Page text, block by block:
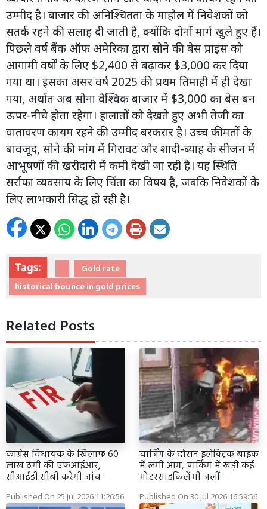
उम्मीद है। बाजार की अनिश्चितता के माहौल में निवेशकों को
सतर्क रहने की सलाह दी जाती है, क्योंकि दोनों मार्ग खुले हुए हैं।
पिछले वर्ष बैंक ऑफ अमेरिका द्वारा सोने की बेस प्राइस को
आगामी वर्षों के लिए $2,400 से बढ़ाकर $3,000 कर दिया
गया था। इसका असर वर्ष 2025 की प्रथम तिमाही में ही देखा
गया, अर्थात अब सोना वैश्विक बाजार में $3,000 का बेस बन
ऊपर-नीचे होता रहेगा। हालातों को देखते हुए अभी तेजी का
वातावरण कायम रहने की उम्मीद बरकरार है। उच्च कीमतों के
बावजूद, सोने की मांग में गिरावट और शादी-ब्याह के सीजन में
आभूषणों की खरीदारी में कमी देखी जा रही है। यह स्थिति
सर्राफा व्यवसाय के लिए चिंता का विषय है, जबकि निवेशकों के
लिए लाभकारी सिद्ध हो रही है।
Tags:
Gold rate
historical bounce in gold prices
Related Posts
कांग्रेस विधायक के खिलाफ 60
लाख ठगी की एफआईआर,
सीआईडी.सीबी करेगी जांच
Published On 25 Jul 2026 11:26:56
चार्जिंग के दौरान इलेक्ट्रिक बाइक
में लगी आग, पार्किंग में खड़ी कई
मोटरसाइकिलें भी जलीं
Published On 30 Jul 2026 16:59:56